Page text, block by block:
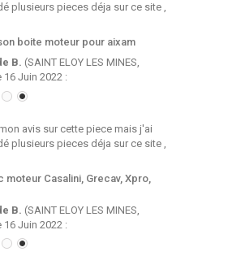
plusieurs pieces déja sur ce site ,
boite moteur pour aixam
B. (SAINT ELOY LES MINES,
16 Juin 2022 :
avis sur cette piece mais j'ai
plusieurs pieces déja sur ce site ,
moteur Casalini, Grecav, Xpro,
B. (SAINT ELOY LES MINES,
16 Juin 2022 :